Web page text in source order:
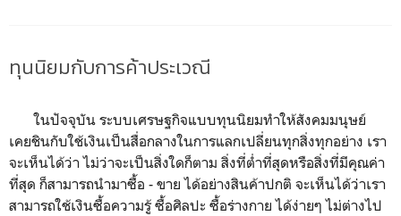
ทุนนิยมกับการค้าประเวณี
ในปัจจุบัน ระบบเศรษฐกิจแบบทุนนิยมทำให้สังคมมนุษย์
เคยชินกับใช้เงินเป็นสื่อกลางในการแลกเปลี่ยนทุกสิ่งทุกอย่าง เรา
จะเห็นได้ว่า ไม่ว่าจะเป็นสิ่งใดก็ตาม สิ่งที่ต่ำที่สุดหรือสิ่งที่มีคุณค่า
ที่สุด ก็สามารถนำมาซื้อ - ขาย ได้อย่างสินค้าปกติ จะเห็นได้ว่าเรา
สามารถใช้เงินซื้อความรู้ ซื้อศิลปะ ซื้อร่างกาย ได้ง่ายๆ ไม่ต่างไป